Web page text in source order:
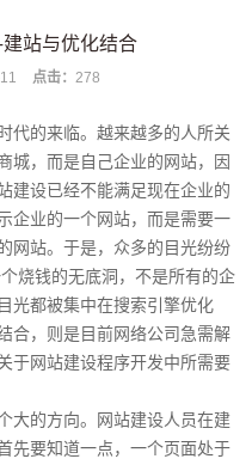
站与优化结合
点击： 278
代的来临。越来越多的人所关
城，而是自己企业的网站，因
建设已经不能满足现在企业的
企业的一个网站，而是需要一
网站。于是，众多的目光纷纷
烧钱的无底洞，不是所有的企
光都被集中在搜索引擎优化
合，则是目前网络公司急需解
于网站建设程序开发中所需要
的方向。网站建设人员在建
先要知道一点，一个页面处于